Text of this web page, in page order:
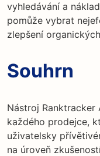
vyhledávání a
pomůže vybrat
zlepšení
Souhrn
Nástroj Ranktracker
každého prodejce,
uživatelsky
na úroveň